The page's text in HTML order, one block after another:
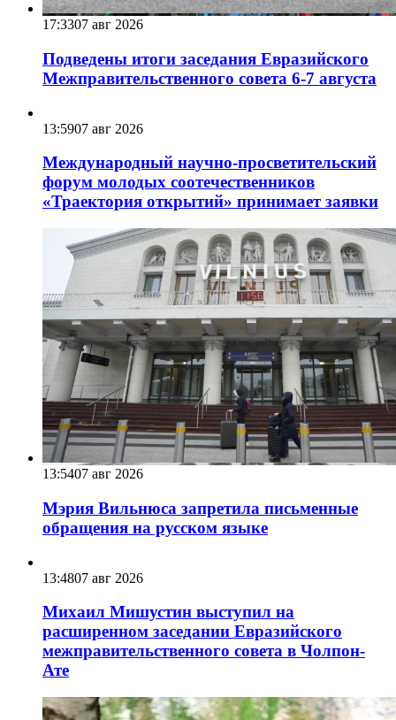
17:3307 авг 2026
Подведены итоги заседания Евразийского
Межправительственного совета 6-7 августа
13:5907 авг 2026
Международный научно-просветительский
форум молодых соотечественников
«Траектория открытий» принимает заявки
13:5407 авг 2026
Мэрия Вильнюса запретила письменные
обращения на русском языке
13:4807 авг 2026
Михаил Мишустин выступил на
расширенном заседании Евразийского
межправительственного совета в Чолпон-
Ате